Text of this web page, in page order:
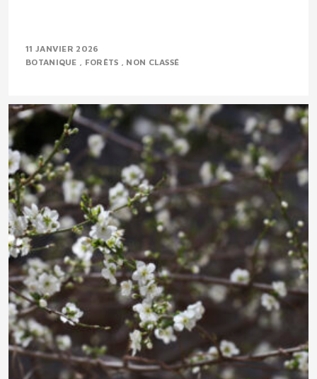
11 JANVIER 2026
BOTANIQUE
FORÊTS NON CLASSÉ